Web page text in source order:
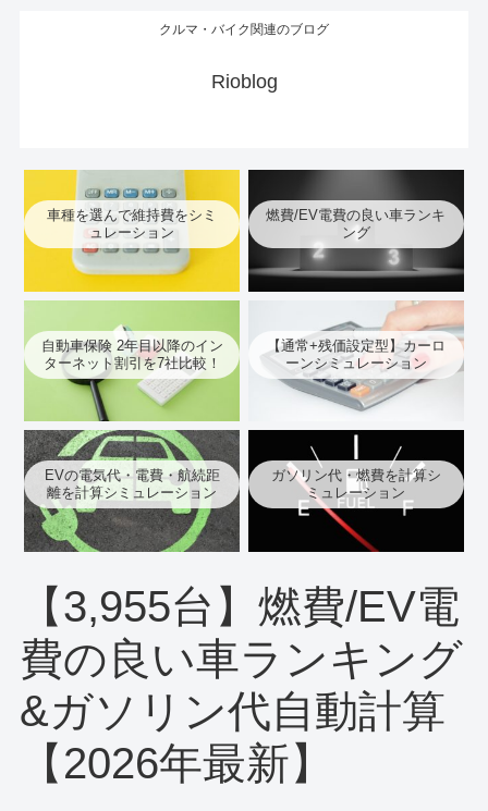
クルマ・バイク関連のブログ
Rioblog
車種を選んで維持費をシミ
ュレーション
燃費/EV電費の良い車ランキ
ング
自動車保険 2年目以降のイン
ターネット割引を7社比較！
【通常+残価設定型】カーロ
ーンシミュレーション
EVの電気代・電費・航続距
離を計算シミュレーション
ガソリン代・燃費を計算シ
ミュレーション
【3,955台】燃費/EV電
費の良い車ランキング
&ガソリン代自動計算
【2026年最新】